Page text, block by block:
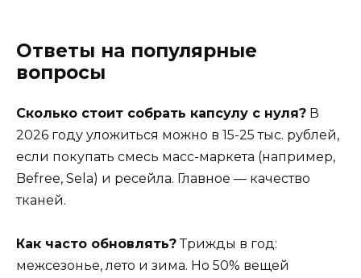
Ответы на популярные
вопросы
Сколько стоит собрать капсулу с нуля? В
2026 году уложиться можно в 15-25 тыс. рублей,
если покупать смесь масс-маркета (например,
Befree, Sela) и ресейла. Главное — качество
тканей.
Как часто обновлять?Трижды в год:
межсезонье, лето и зима. Но 50% вещей